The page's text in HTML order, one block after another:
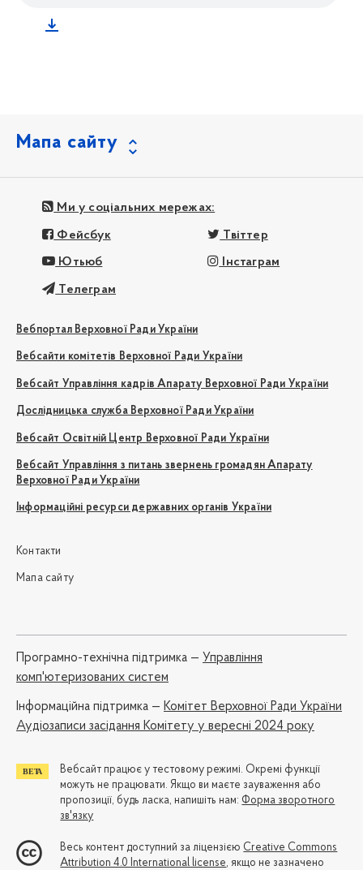
Мапа сайту
Ми у соціальних мережах:
Фейсбук Твіттер
Ютьюб Інстаграм
Телеграм
Вебпортал Верховної Ради України
Вебсайти комітетів Верховної Ради України
Вебсайт Управління кадрів Апарату Верховної Ради України
Дослідницька служба Верховної Ради України
Вебсайт Освітній Центр Верховної Ради України
Вебсайт Управління з питань звернень громадян Апарату
Верховної Ради України
Інформаційні ресурси державних органів України
Контакти
Мапа сайту
Програмно-технічна підтримка — Управління
комп'ютеризованих систем
Iнформаційна підтримка — Комітет Верховної Ради України
Аудіозаписи засідання Комітету у вересні 2024 року
Вебсайт працює у тестовому режимі. Окремі функції
можуть не працювати. Якщо ви маєте зауваження або
пропозиції, будь ласка, напишіть нам: Форма зворотного
зв'язку
Весь контент доступний за ліцензією Creative Commons
Attribution 4.0 International license, якщо не зазначено